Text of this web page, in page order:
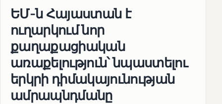
ԵՄ-ն Հայաստան է
ուղարկում նոր
քաղաքացիական
առաքելություն՝ նպաստելու
երկրի դիմակայունության
ամրապնդմանը